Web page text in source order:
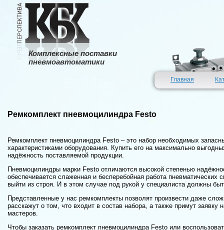
Комплексные поставки
пневмоавтоматики
Главная
Ремкомплект пневмоцилиндра Festo
Ремкомплект пневмоцилиндра Festo – это набор необходимых
характеристиками оборудования. Купить его на максимально
надёжность поставляемой продукции.
Пневмоцилиндры марки Festo отличаются высокой степенью
обеспечивается слаженная и бесперебойная работа
выйти из строя. И в этом случае под рукой у специалиста должны
Представленные у нас ремкомплекты позволят произвести даже
расскажут о том, что входит в состав набора, а также примут
мастеров.
Чтобы заказать ремкомплект пневмоцилиндра Festo или